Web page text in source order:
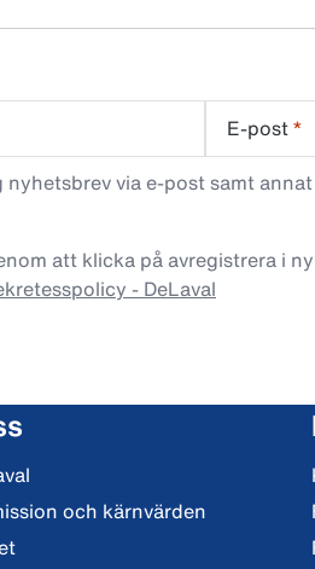
E-post*
nyhetsbrev via e-post samt
att klicka på avregistrera i
- DeLaval
och kärnvärden